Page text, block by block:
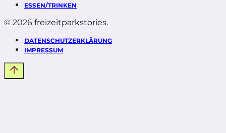
ESSEN/TRINKEN
© 2026 freizeitparkstories.
DATENSCHUTZERKLÄRUNG
IMPRESSUM